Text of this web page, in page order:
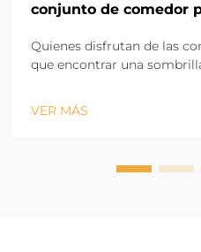
conjunto de comedor
Quienes disfrutan de las
que encontrar una
un juego de comedor para
VER MÁS